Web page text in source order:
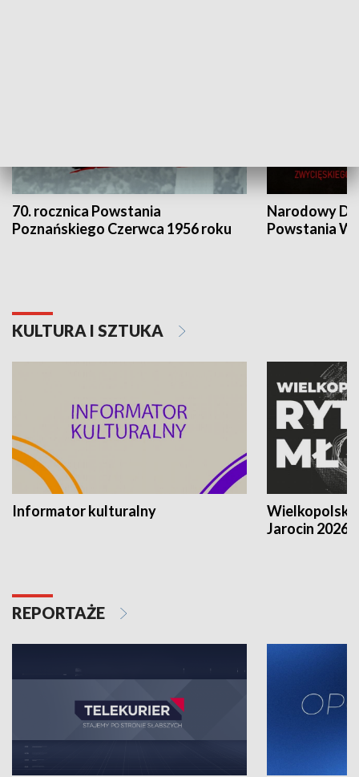
70. rocznica Powstania
Poznańskiego Czerwca 1956 roku
Narodowy
Powstania
KULTURA I SZTUKA
Informator kulturalny
Jarocin 2026
REPORTAŻE